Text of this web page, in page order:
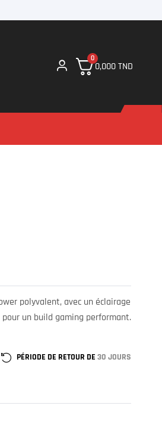
0
0,000TND
polyvalent, avec un éclairage
un build gaming performant.
PÉRIODE DE RETOUR DE 30 JOURS